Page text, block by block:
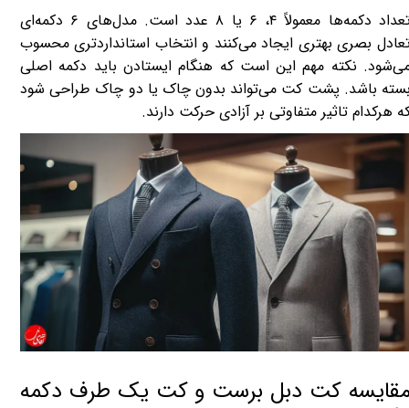
تعداد دکمه‌ها معمولاً ۴، ۶ یا ۸ عدد است. مدل‌های ۶ دکمه‌ای
بصری بهتری ایجاد می‌کنند و انتخاب استانداردتری محسوب
نکته مهم این است که هنگام ایستادن باید دکمه اصلی
باشد. پشت کت می‌تواند بدون چاک یا دو چاک طراحی شود
هرکدام تاثیر متفاوتی بر آزادی حرکت دارند.
کت دبل برست و کت یک طرف دکمه